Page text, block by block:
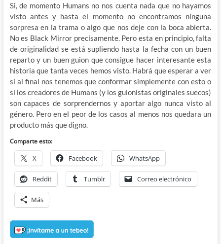
Si, de momento Humans no nos cuenta nada que no hayamos
visto antes y hasta el momento no encontramos ninguna
sorpresa en la trama o algo que nos deje con la boca abierta.
No es Black Mirror precisamente. Pero esta en principio, falta
de originalidad se está supliendo hasta la fecha con un buen
reparto y un buen guion que consigue hacer interesante esta
historia que tanta veces hemos visto. Habrá que esperar a ver
si al final nos tenemos que conformar simplemente con esto o
si los creadores de Humans (y los guionistas originales suecos)
son capaces de sorprendernos y aportar algo nunca visto al
género. Pero en el peor de los casos al menos nos quedara un
producto más que digno.
Comparte esto:
X Facebook WhatsApp
Reddit Tumblr Correo electrónico
Más